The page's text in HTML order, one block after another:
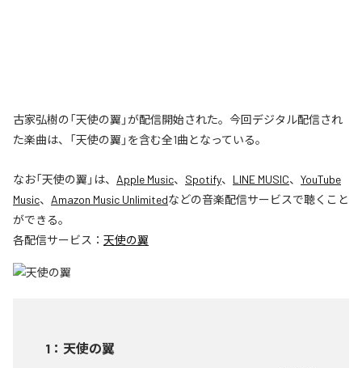
古家弘樹の「天使の翼」が配信開始された。今回デジタル配信され
た楽曲は、「天使の翼」を含む全1曲となっている。
なお「天使の翼 」は、 Apple Music、 Spotify、 LINE MUSIC、 YouTube
Music、 Amazon Music Unlimitedなどの音楽配信サービスで聴くこと
ができる。
各配信サービス： 天使の翼
1 ： 天使の翼